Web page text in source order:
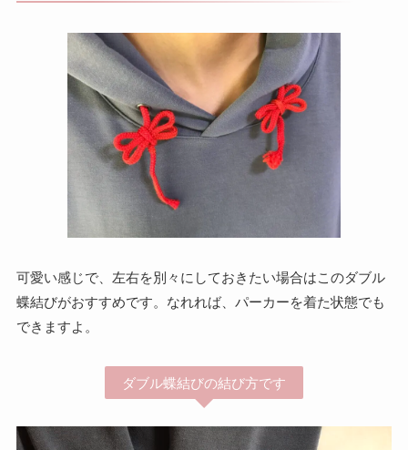
可愛い感じで、左右を別々にしておきたい場合はこのダブル
蝶結びがおすすめです。なれれば、パーカーを着た状態でも
できますよ。
ダブル蝶結びの結び方です